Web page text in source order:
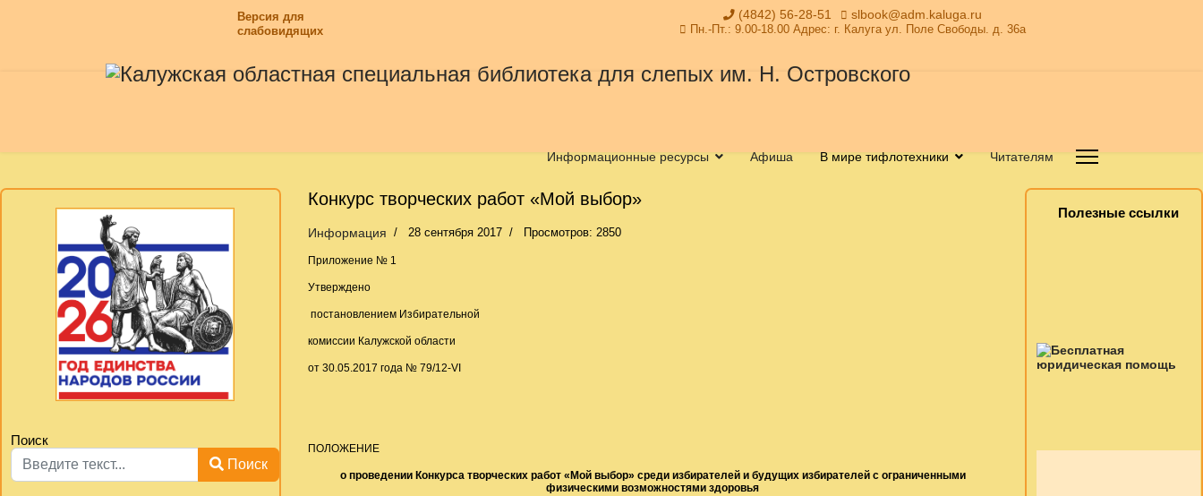
Версия для
слабовидящих
(4842) 56-28-51 slbook@adm.kaluga.ru
Пн.-Пт.: 9.00-18.00 Адрес: г. Калуга ул. Поле Свободы. д. 36а
Информационные ресурсы Афиша В мире тифлотехники Читателям
Поиск
Поиск
Конкурс творческих работ «Мой выбор»
Информация 28 сентября 2017 Просмотров: 2850
Приложение № 1
Утверждено
постановлением Избирательной
комиссии Калужской области
от 30.05.2017 года № 79/12-VI
ПОЛОЖЕНИЕ
о проведении Конкурса творческих работ «Мой выбор» среди избирателей и будущих избирателей с ограниченными
физическими возможностями здоровья
Полезные ссылки